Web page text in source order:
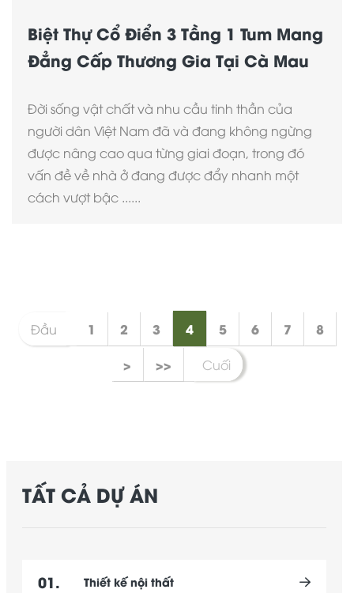
Biệt Thự Cổ Điển 3 Tầng 1 Tum Mang
Đẳng Cấp Thương Gia Tại Cà Mau
Đời sống vật chất và nhu cầu tinh thần của
người dân Việt Nam đã và đang không ngừng
được nâng cao qua từng giai đoạn, trong đó
vấn đề về nhà ở đang được đẩy nhanh một
cách vượt bậc ......
Đầu 1 2 3 4 5 6 7
8
>
>> Cuối
TẤT CẢ DỰ ÁN
01. Thiết kế nội thất